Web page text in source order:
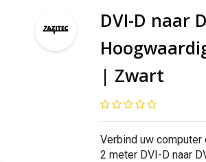
DVI-D naar
| Zwart
Verbind uw
2 meter DVI-D naar